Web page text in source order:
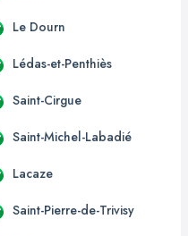
Le Dourn
Lédas-et-Penthiès
Saint-Cirgue
Saint-Michel-Labadié
Lacaze
Saint-Pierre-de-Trivisy